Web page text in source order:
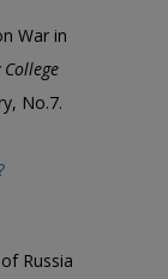
War in
No.7.
Russia